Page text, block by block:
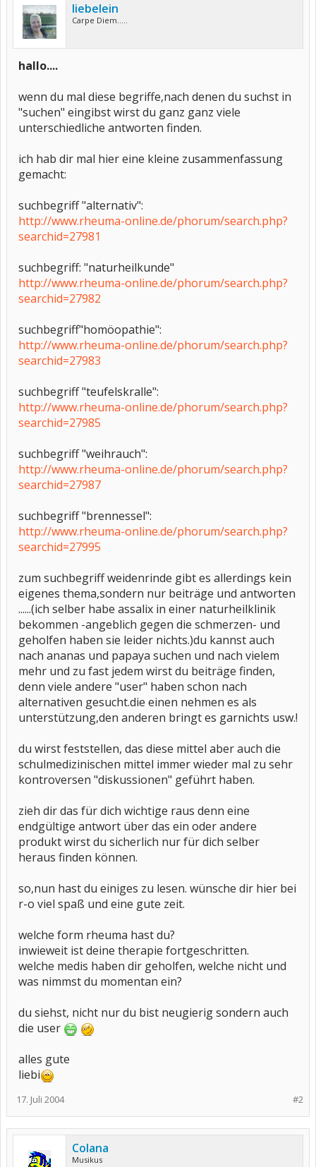
liebelein
Carpe Diem.....
hallo....
wenn du mal diese begriffe,nach denen du suchst in
"suchen" eingibst wirst du ganz ganz viele
unterschiedliche antworten finden.
ich hab dir mal hier eine kleine zusammenfassung
gemacht:
suchbegriff "alternativ":
http://www.rheuma-online.de/phorum/search.php?
searchid=27981
suchbegriff: "naturheilkunde"
http://www.rheuma-online.de/phorum/search.php?
searchid=27982
suchbegriff"homöopathie":
http://www.rheuma-online.de/phorum/search.php?
searchid=27983
suchbegriff "teufelskralle":
http://www.rheuma-online.de/phorum/search.php?
searchid=27985
suchbegriff "weihrauch":
http://www.rheuma-online.de/phorum/search.php?
searchid=27987
suchbegriff "brennessel":
http://www.rheuma-online.de/phorum/search.php?
searchid=27995
zum suchbegriff weidenrinde gibt es allerdings kein
eigenes thema,sondern nur beiträge und antworten
......(ich selber habe assalix in einer naturheilklinik
bekommen -angeblich gegen die schmerzen- und
geholfen haben sie leider nichts.)du kannst auch
nach ananas und papaya suchen und nach vielem
mehr und zu fast jedem wirst du beiträge finden,
denn viele andere "user" haben schon nach
alternativen gesucht.die einen nehmen es als
unterstützung,den anderen bringt es garnichts usw.!
du wirst feststellen, das diese mittel aber auch die
schulmedizinischen mittel immer wieder mal zu sehr
kontroversen "diskussionen" geführt haben.
zieh dir das für dich wichtige raus denn eine
endgültige antwort über das ein oder andere
produkt wirst du sicherlich nur für dich selber
heraus finden können.
so,nun hast du einiges zu lesen. wünsche dir hier bei
r-o viel spaß und eine gute zeit.
welche form rheuma hast du?
inwieweit ist deine therapie fortgeschritten.
welche medis haben dir geholfen, welche nicht und
was nimmst du momentan ein?
du siehst, nicht nur du bist neugierig sondern auch
die user
alles gute
liebi
#2
17. Juli 2004
Colana
Musikus